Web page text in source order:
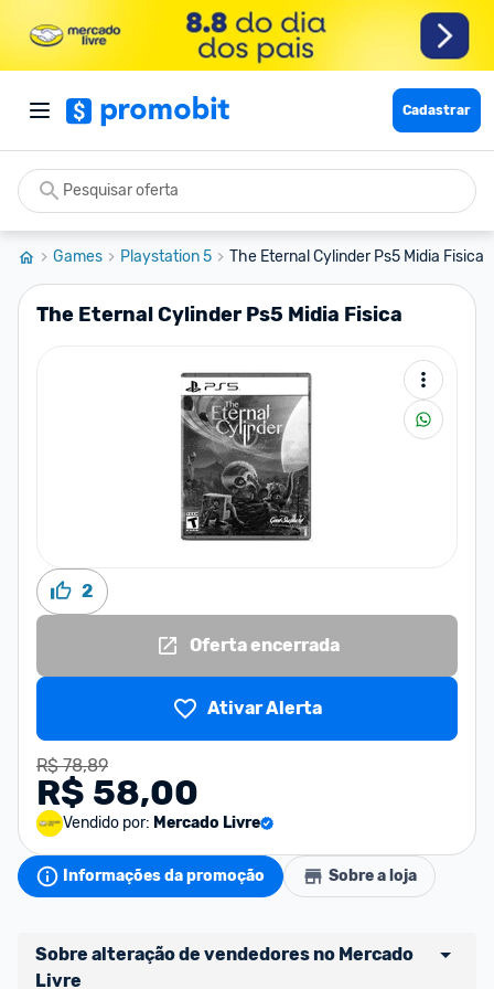
Cadastrar
Games Playstation 5 The Eternal Cylinder Ps5 Midia Fisica
The Eternal Cylinder Ps5 Midia Fisica
2
Oferta encerrada
Ativar Alerta
R$ 78,89
R$ 58,00
Vendido por: Mercado Livre
Informações da promoção Sobre a loja
Sobre alteração de vendedores no Mercado
Livre